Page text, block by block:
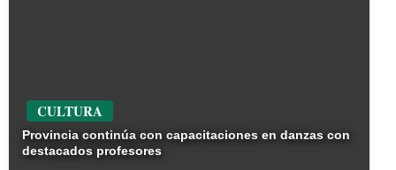
CULTURA
Provincia continúa con capacitaciones en danzas con
destacados profesores